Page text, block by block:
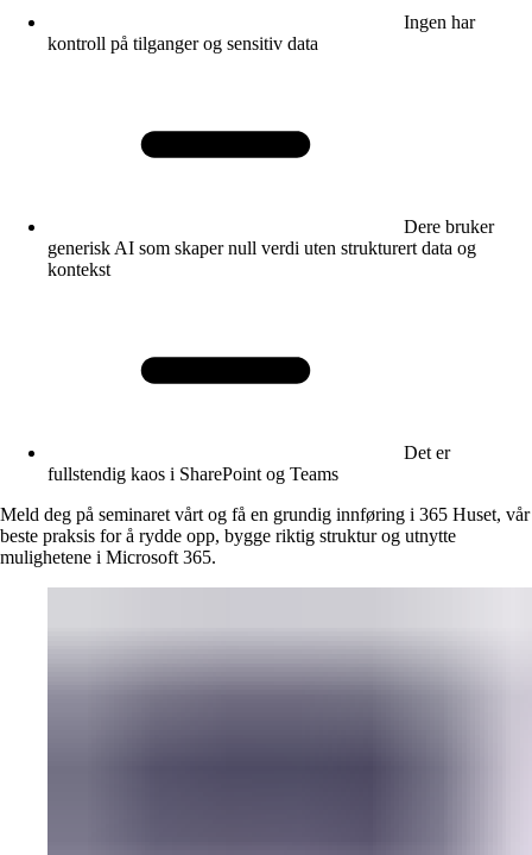
Ingen har
kontroll på tilganger og sensitiv data
Dere bruker
generisk AI som skaper null verdi uten strukturert data og
kontekst
Det er
fullstendig kaos i SharePoint og Teams
Meld deg på seminaret vårt og få en grundig innføring i 365 Huset, vår
beste praksis for å rydde opp, bygge riktig struktur og utnytte
mulighetene i Microsoft 365.